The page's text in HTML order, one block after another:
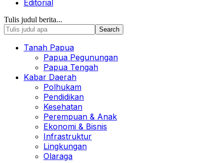
Editorial
Tulis judul berita...
Tanah Papua
Papua Pegunungan
Papua Tengah
Kabar Daerah
Polhukam
Pendidikan
Kesehatan
Perempuan & Anak
Ekonomi & Bisnis
Infrastruktur
Lingkungan
Olaraga